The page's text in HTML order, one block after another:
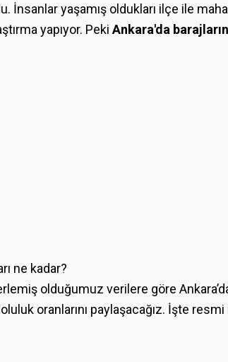
İnsanlar yaşamış oldukları ilçe ile
yapıyor. Peki Ankara'da
ne kadar?
olduğumuz verilere göre
oranlarını paylaşacağız. İşte